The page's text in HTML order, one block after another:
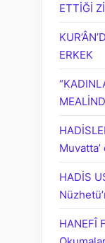
ETTİĞİ
ERKEK
Muvatta’
HADİS
HANEFÎ